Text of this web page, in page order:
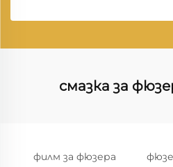
смазка за
филм за фюзера